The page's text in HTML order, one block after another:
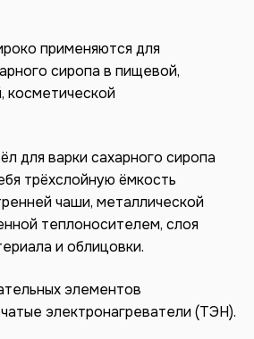
применяются для
сиропа в пищевой,
косметической
для варки сахарного сиропа
трёхслойную ёмкость
чаши, металлической
теплоносителем, слоя
и облицовки.
элементов
электронагреватели (ТЭН).